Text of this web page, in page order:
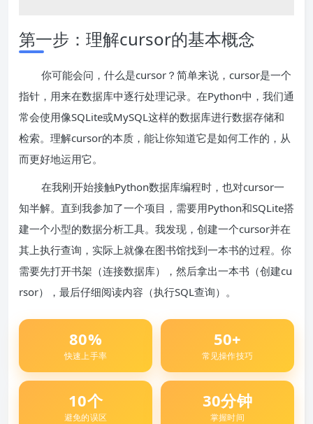
第一步：理解cursor的基本概念
你可能会问，什么是cursor？简单来说，cursor是一个
指针，用来在数据库中逐行处理记录。在Python中，我们通
常会使用像SQLite或MySQL这样的数据库进行数据存储和
检索。理解cursor的本质，能让你知道它是如何工作的，从
而更好地运用它。
在我刚开始接触Python数据库编程时，也对cursor一
知半解。直到我参加了一个项目，需要用Python和SQLite搭
建一个小型的数据分析工具。我发现，创建一个cursor并在
其上执行查询，实际上就像在图书馆找到一本书的过程。你
需要先打开书架（连接数据库），然后拿出一本书（创建cu
rsor），最后仔细阅读内容（执行SQL查询）。
80%
快速上手率
50+
常见操作技巧
10个
避免的误区
30分钟
掌握时间